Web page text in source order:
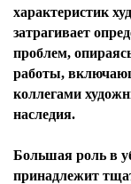
характеристик
затрагивает
проблем,
работы,
коллегами
наследия.
Большая роль в
принадлежит